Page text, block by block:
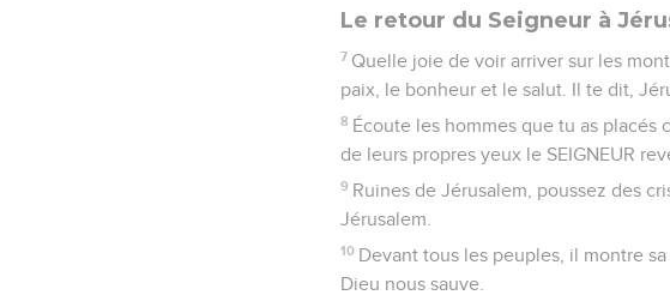
Le retour du Seigneur à
7 Quelle joie de voir arriver sur les
paix, le bonheur et le salut. Il te dit,
8 Écoute les hommes que tu as placés
de leurs propres yeux le SEIGNEUR
9 Ruines de Jérusalem, poussez des
Jérusalem.
10 Devant tous les peuples, il montre
Dieu nous sauve.